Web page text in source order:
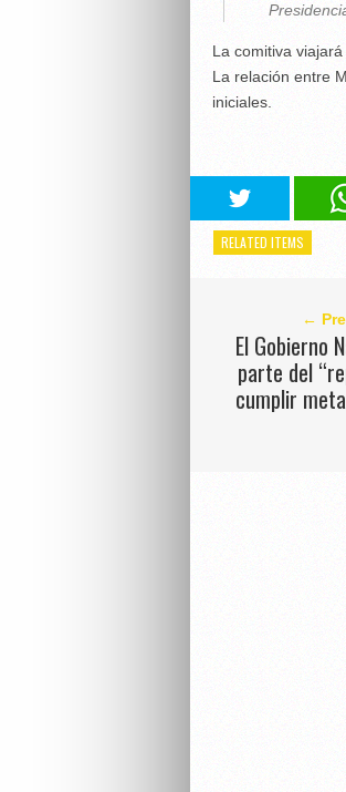
La comitiva
La relación entre
iniciales.
RELATED ITEMS
←
El Gobierno
parte del
cumplir